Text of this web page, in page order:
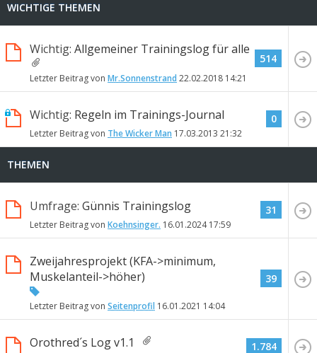
WICHTIGE THEMEN
Wichtig: Allgemeiner Trainingslog für alle
Letzter Beitrag von Mr.Sonnenstrand 22.02.2018 14:21
514
Wichtig: Regeln im Trainings-Journal
Letzter Beitrag von The Wicker Man 17.03.2013 21:32
0
THEMEN
Umfrage: Günnis Trainingslog
Letzter Beitrag von Koehnsinger. 16.01.202417:59
31
Zweijahresprojekt (KFA->minimum,
Muskelanteil->höher)
Letzter Beitrag von Seitenprofil 16.01.2021 14:04
39
Orothred´s Log v1.1 1.784